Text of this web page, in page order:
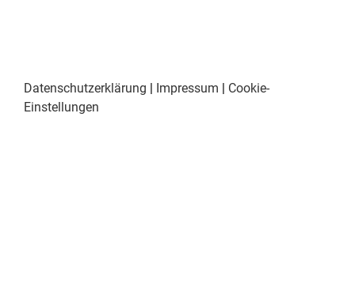
Datenschutzerklärung | Impressum | Cookie-
Einstellungen